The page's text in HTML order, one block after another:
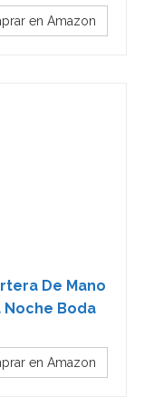
en Amazon
De Mano
Noche Boda
en Amazon